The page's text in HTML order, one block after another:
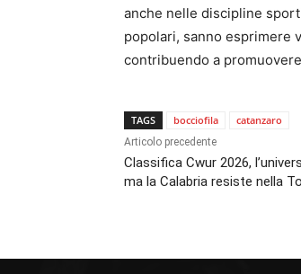
anche nelle discipline
popolari, sanno esprimere
contribuendo a
TAGS bocciofila catanzaro
Articolo precedente
Classifica Cwur 2026,
ma la Calabria resiste nella